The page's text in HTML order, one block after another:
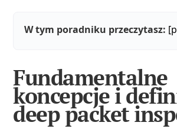
W tym poradniku przeczytasz:
Fundamentalne
koncepcje i
deep packet